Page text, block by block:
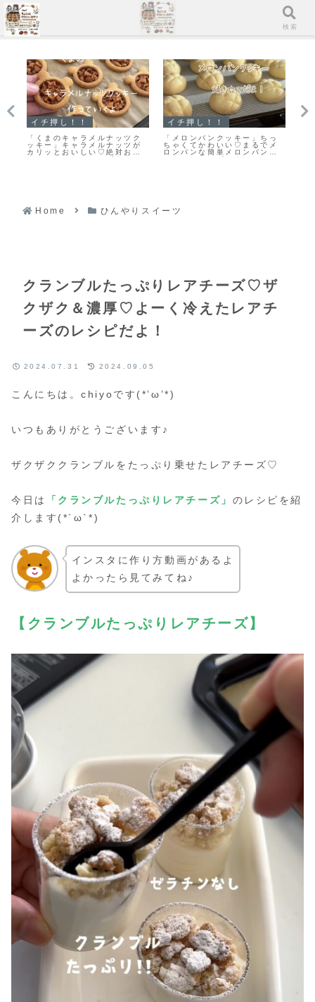
クッキー」ちっ
いい♡まるでメ
単メロンパンク
ピだよ！
イチ押し！！
「基本の型抜きクッキー生
地」簡単で扱いやすいプレー
ンクッキー生地のレシピだ
スコーン
【レシピ】リスドォ
スコーン♡やってみ
ゃくちゃ美味しい♡
コーンレシピだよ！
Home ひんやりスイーツ
クランブルたっぷりレアチーズ♡ザ
クザク＆濃厚♡よーく冷えたレアチ
ーズのレシピだよ！
2024.07.31 2024.09.05
こんにちは。chiyoです(*’ω’*)
いつもありがとうございます♪
ザクザククランブルをたっぷり乗せたレアチーズ♡
今日は 「 クランブルたっぷり レアチーズ」 のレシピを紹
介します(*´ω`*)
インスタに作り方動画があるよ
よかったら見てみてね♪
【クランブルたっぷりレアチーズ】
メニュー 検索